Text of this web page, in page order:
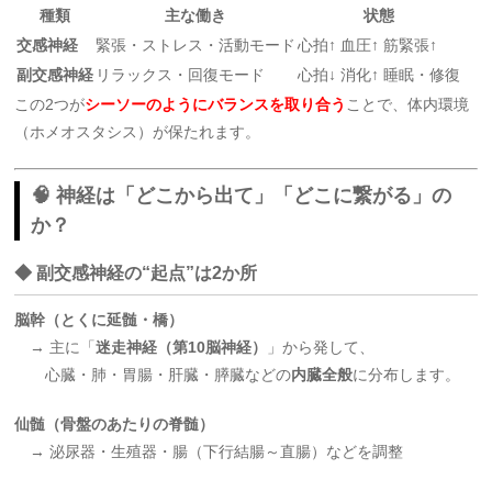
種類 主な働き
状態
交感神経
緊張・ストレス・活動モード 心拍↑ 血圧↑ 筋緊張↑
副交感神経 リラックス・回復モード
心拍↓ 消化↑ 睡眠・修復
この2つがシーソーのようにバランスを取り合う ことで、体内環境
（ホメオスタシス）が保たれます。
🧠 神経は「どこから出て」「どこに繋がる」の
か？
◆ 副交感神経の“起点”は2か所
脳幹（とくに延髄・橋）
→ 主に「迷走神経（第10脳神経）
」から発して、
心臓・肺・胃腸・肝臓・膵臓などの内臓全般に分布します。
仙髄（骨盤のあたりの脊髄）
→ 泌尿器・生殖器・腸（下行結腸～直腸）などを調整